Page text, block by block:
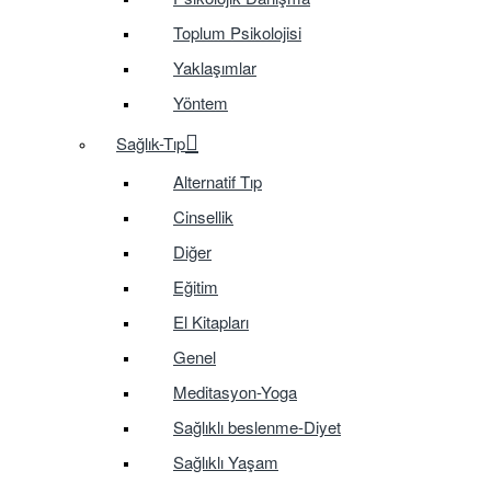
Toplum Psikolojisi
Yaklaşımlar
Yöntem
Sağlık-Tıp
Alternatif Tıp
Cinsellik
Diğer
Eğitim
El Kitapları
Genel
Meditasyon-Yoga
Sağlıklı beslenme-Diyet
Sağlıklı Yaşam